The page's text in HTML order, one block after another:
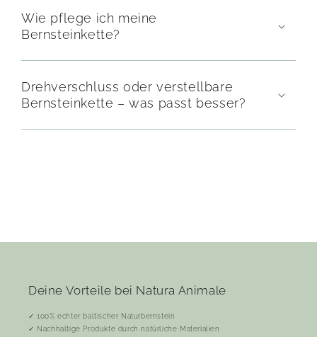
Wie pflege ich meine
Bernsteinkette?
Drehverschluss oder verstellbare
Bernsteinkette – was passt besser?
Deine Vorteile bei Natura Animale
✓ 100% echter baltischer Naturbernstein
✓ Nachhaltige Produkte durch natürliche Materialien